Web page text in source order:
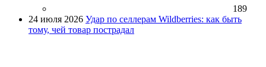
189
24 июля 2026 Удар по селлерам Wildberries: как быть
тому, чей товар пострадал